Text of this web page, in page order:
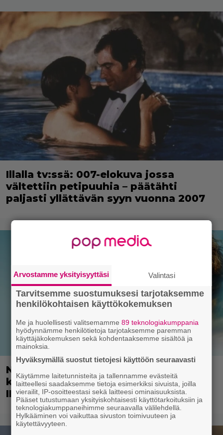
Illalla tv:ssä: 007-elokuva jossa
vältettiin petipuuhia – päätähti
paljasti yllättävän syyn vuonna 2007
Nyt suoratoistona: Gerard Butlerin
kelpo leffa vaaransi tähden hengen –
IMDb-arvosana 7,1
Arvostamme yksityisyyttäsi Valintasi
Tarvitsemme suostumuksesi tarjotaksemme
henkilökohtaisen käyttökokemuksen
Me ja huolellisesti valitsemamme89 teknologiakumppania
hyödynnämme henkilötietoja tarjotaksemme paremman
käyttäjäkokemuksen sekä kohdentaaksemme sisältöä ja
mainoksia.
Hyväksymällä suostut tietojesi käyttöön seuraavasti
Käytämme laitetunnisteita ja tallennamme evästeitä
laitteellesi saadaksemme tietoja esimerkiksi sivuista, joilla
vierailit, IP-osoitteestasi sekä laitteesi ominaisuuksista.
Pääset tutustumaan yksityiskohtaisesti käyttötarkoituksiin ja
teknologiakumppaneihimme seuraavalla välilehdellä.
Hylkääminen voi vaikuttaa sivuston toimivuuteen ja
käytettävyyteen.